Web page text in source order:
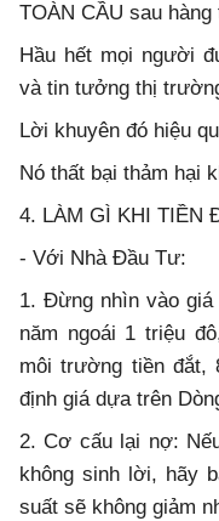
TOÀN CẦU sau
Hầu hết mọi người
và tin tưởng thị
Lời khuyên đó hiệu
Nó thất bại thảm hại
4. LÀM GÌ KHI TIỀN
- Với Nhà Đầu Tư:
1. Đừng nhìn vào
năm ngoái 1 triệu
môi trường tiền đắt,
định giá dựa trên
2. Cơ cấu lại nợ:
không sinh lời, hãy
suất sẽ không giảm